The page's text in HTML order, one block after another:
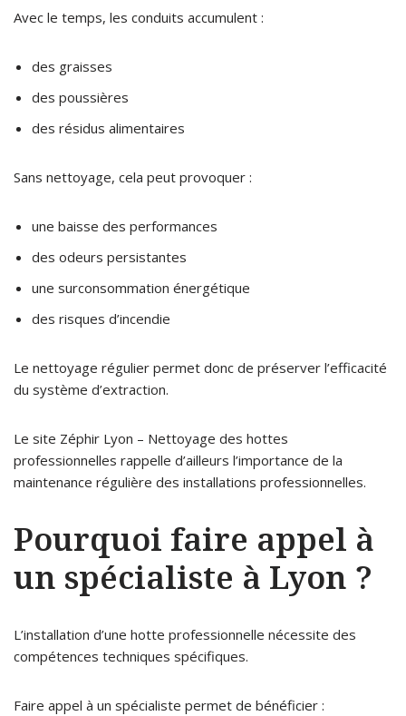
Avec le temps, les conduits accumulent :
des graisses
des poussières
des résidus alimentaires
Sans nettoyage, cela peut provoquer :
une baisse des performances
des odeurs persistantes
une surconsommation énergétique
des risques d’incendie
Le nettoyage régulier permet donc de préserver l’efficacité
du système d’extraction.
Le site Zéphir Lyon – Nettoyage des hottes
professionnelles rappelle d’ailleurs l’importance de la
maintenance régulière des installations professionnelles.
Pourquoi faire appel à
un spécialiste à Lyon ?
L’installation d’une hotte professionnelle nécessite des
compétences techniques spécifiques.
Faire appel à un spécialiste permet de bénéficier :